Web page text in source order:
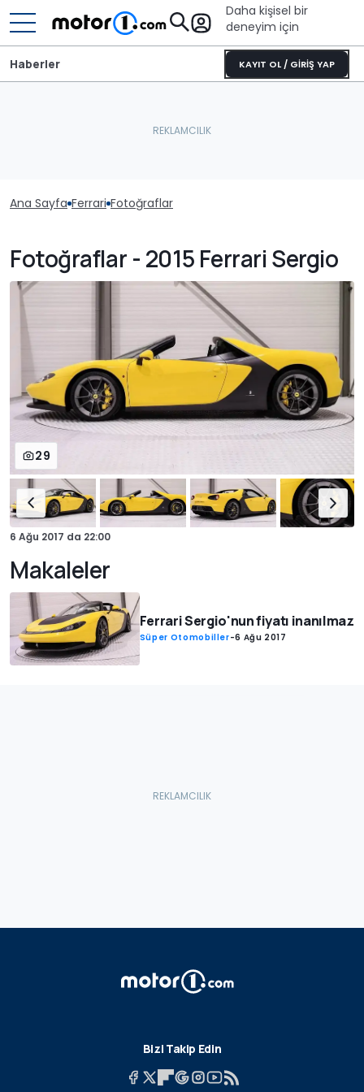
Daha kişisel bir
deneyim için
KAYIT OL / GİRİŞ YAP
Haberler
Ana Sayfa Ferrari Fotoğraflar
Fotoğraflar - 2015 Ferrari Sergio
29
6 Ağu 2017 da 22:00
Makaleler
Ferrari Sergio'nun fiyatı inanılmaz
Süper Otomobiller-6 Ağu 2017
Bizi Takip Edin